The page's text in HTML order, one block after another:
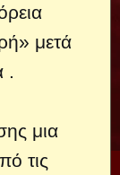
μετά
.
μια
τις